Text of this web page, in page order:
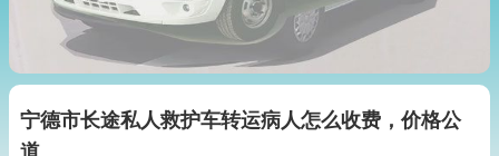
宁德市长途私人救护车转运病人怎么收费，价格公
道